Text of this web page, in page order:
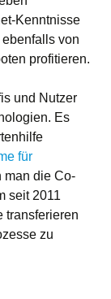
Kenntnisse
von
profitieren.
und Nutzer
Es
für
man die Co-
seit 2011
transferieren
zu